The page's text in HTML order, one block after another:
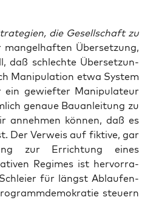
die Gesell­schaft zu
man­gel­haf­ten Über­set­zung,
daß schlech­te Über­set­zun­
Mani­pu­la­ti­on etwa Sys­tem
gewief­ter Mani­pu­la­teur
genaue Bau­an­lei­tung zu
anneh­men kön­nen, daß es
Der Ver­weis auf fik­ti­ve, gar
zur Errich­tung eines
Regimes ist her­vor­ra­
für längst Ablau­fen­
steu­ern